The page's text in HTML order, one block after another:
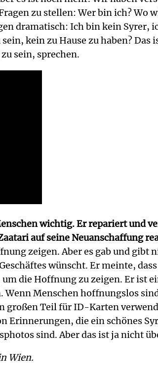
zu stellen: Wer bin ich? Wo
dramatisch: Ich bin kein Syrer,
kein zu Hause zu haben?
sein, sprechen.
wichtig. Er repariert und
auf seine Neuanschaffung
zeigen. Aber es gab und
wünscht. Er meinte,
die Hoffnung zu zeigen. Er ist
Menschen hoffnungslos
Teil für ID-Karten
Erinnerungen, die ein schönes
sind. Aber das ist ja nicht
Wien.